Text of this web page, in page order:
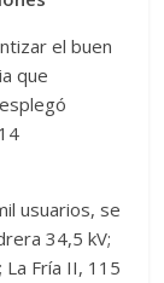
el buen
que
usuarios, se
34,5 kV;
La Fría II, 115